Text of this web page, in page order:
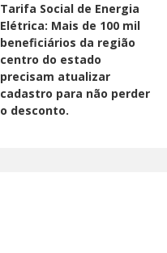
Tarifa Social de Energia
Elétrica: Mais de 100 mil
beneficiários da região
centro do estado
precisam atualizar
cadastro para não perder
o desconto.